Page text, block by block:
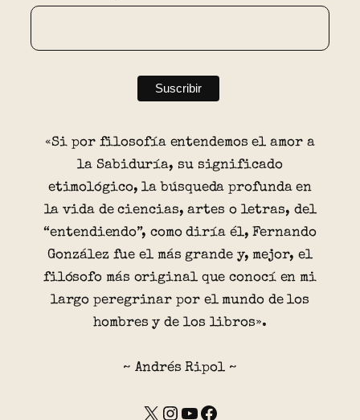
«Si por filosofía entendemos el amor a
la Sabiduría, su significado
etimológico, la búsqueda profunda en
la vida de ciencias, artes o letras, del
“entendiendo”, como diría él, Fernando
González fue el más grande y, mejor, el
filósofo más original que conocí en mi
largo peregrinar por el mundo de los
hombres y de los libros».
~ Andrés Ripol ~
X Instagram YouTube Facebook